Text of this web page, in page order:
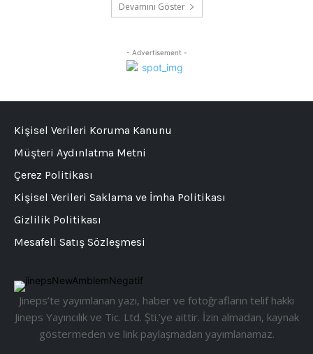
Devamını Göster
- Advertisement -
Jineps’te yayımlanan yazı, haber ve fotoğrafların telif hakkı
Jineps Yayıncılık ve Tic. Ltd. Şti.’ye aittir. İzin almadan, kaynak
göstermeden ve link paylaşmadan yayımlanamaz.
Kişisel Verileri Koruma Kanunu
Müşteri Aydınlatma Metni
Çerez Politikası
Kişisel Verileri Saklama ve İmha Politikası
Gizlilik Politikası
Mesafeli Satış Sözleşmesi